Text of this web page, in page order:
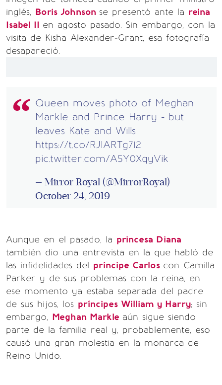
inglés, Boris Johnson se presentó ante la reina
Isabel II en agosto pasado. Sin embargo, con la
visita de Kisha Alexander-Grant, esa fotografía
desapareció.
Queen moves photo of Meghan
Markle and Prince Harry - but
leaves Kate and Wills
https://t.co/RJIARTg712
pic.twitter.com/A5Y0XqyVik
— Mirror Royal (@MirrorRoyal)
October 24, 2019
Aunque en el pasado, la princesa Diana
también dio una entrevista en la que habló de
las infidelidades del príncipe Carlos con Camilla
Parker y de sus problemas con la reina, en
ese momento ya estaba separada del padre
de sus hijos, los príncipes William y Harry; sin
embargo, Meghan Markle aún sigue siendo
parte de la familia real y, probablemente, eso
causó una gran molestia en la monarca de
Reino Unido.